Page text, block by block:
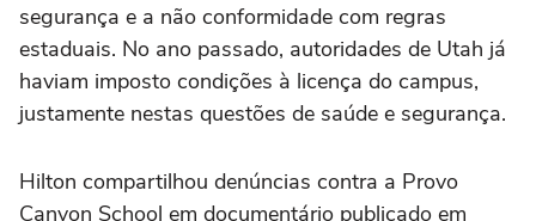
segurança e a não conformidade com regras
estaduais. No ano passado, autoridades de Utah já
haviam imposto condições à licença do campus,
justamente nestas questões de saúde e segurança.
Hilton compartilhou denúncias contra a Provo
Canyon School em documentário publicado em